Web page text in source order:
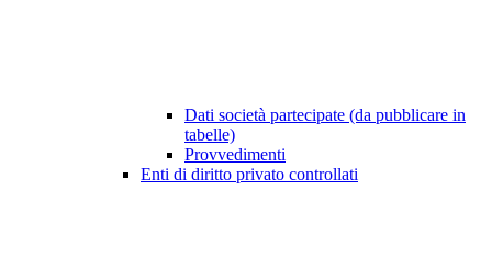
Dati società partecipate (da pubblicare in
tabelle)
Provvedimenti
Enti di diritto privato controllati